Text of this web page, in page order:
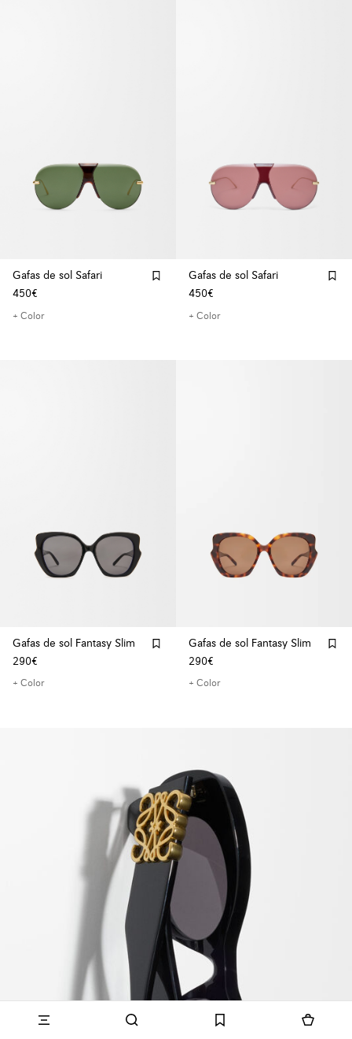
Gafas de sol Safari
450€
+ Color
Gafas de sol Safari
450€
+ Color
Gafas de sol Fantasy Slim
290€
+ Color
Gafas de sol Fantasy Slim
290€
+ Color